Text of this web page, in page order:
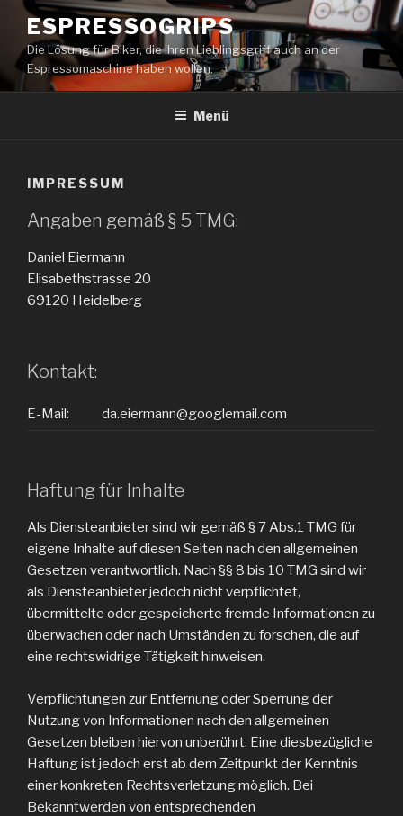
Zum
Inhalt
springen
ESPRESSOGRIPS
Die Lösung für Biker, die Ihren Lieblingsgriff auch an der
Espressomaschine haben wollen.
Menü
IMPRESSUM
Angaben gemäß § 5 TMG:
Daniel Eiermann
Elisabethstrasse 20
69120 Heidelberg
Kontakt:
E-Mail: da.eiermann@googlemail.com
Haftung für Inhalte
Als Diensteanbieter sind wir gemäß § 7 Abs.1 TMG für
eigene Inhalte auf diesen Seiten nach den allgemeinen
Gesetzen verantwortlich. Nach §§ 8 bis 10 TMG sind wir
als Diensteanbieter jedoch nicht verpflichtet,
übermittelte oder gespeicherte fremde Informationen zu
überwachen oder nach Umständen zu forschen, die auf
eine rechtswidrige Tätigkeit hinweisen.
Verpflichtungen zur Entfernung oder Sperrung der
Nutzung von Informationen nach den allgemeinen
Gesetzen bleiben hiervon unberührt. Eine diesbezügliche
Haftung ist jedoch erst ab dem Zeitpunkt der Kenntnis
einer konkreten Rechtsverletzung möglich. Bei
Bekanntwerden von entsprechenden